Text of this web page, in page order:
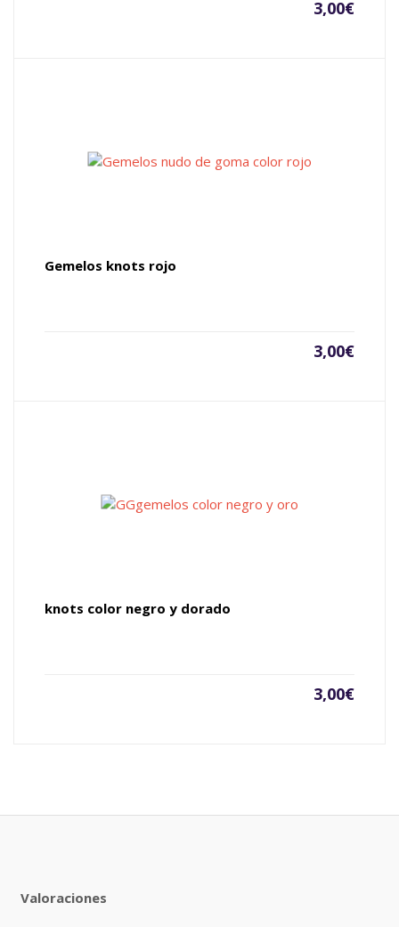
3,00€
Gemelos knots rojo
3,00€
knots color negro y dorado
3,00€
Valoraciones